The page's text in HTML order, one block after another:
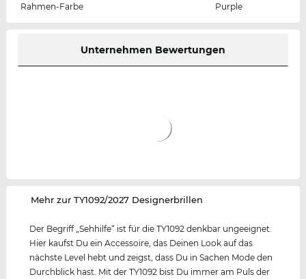
Rahmen-Farbe
Purple
Unternehmen Bewertungen
‌Mehr zur TY1092/2027 Designerbrillen
Der Begriff „Sehhilfe“ ist für die TY1092 denkbar ungeeignet.
Hier kaufst Du ein Accessoire, das Deinen Look auf das
nächste Level hebt und zeigst, dass Du in Sachen Mode den
Durchblick hast. Mit der TY1092 bist Du immer am Puls der